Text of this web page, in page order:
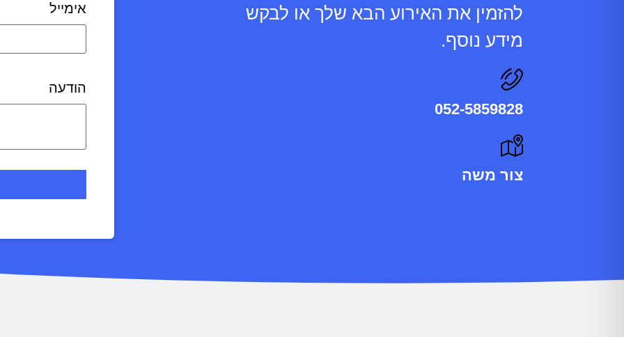
להזמין את האירוע הבא שלך או לבקש
מידע נוסף.
052-5859828
צור משה
אימייל
הודעה